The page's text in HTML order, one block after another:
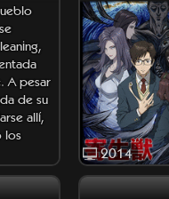
A pesar
de su
allí,
los
2014